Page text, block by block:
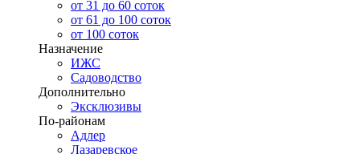
от 31 до 60 соток
от 61 до 100 соток
от 100 соток
Назначение
ИЖС
Садоводство
Дополнительно
Эксклюзивы
По-районам
Адлер
Лазаревское